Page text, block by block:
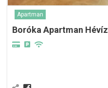
Apartman
Boróka Apartman Hévíz